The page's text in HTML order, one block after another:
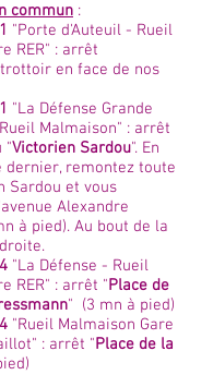
commun :
"Porte d'Auteuil - Rueil
RER" : arrêt
en face de nos
"La Défense Grande
Malmaison" : arrêt
"Victorien Sardou". En
dernier, remontez toute
Sardou et vous
Alexandre
à pied). Au bout de la
"La Défense - Rueil
RER" : arrêt "Place de
" (3 mn à pied)
"Rueil Malmaison Gare
: arrêt "Place de la